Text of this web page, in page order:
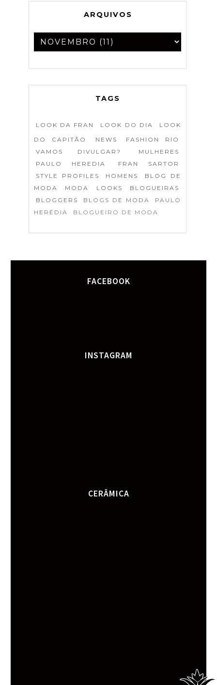
ARQUIVOS
TAGS
LOOK DA FRAN LOOK DO DIA
LOOK
DO CAPITÃO
NEWS
FASHION RIO
VAMOS DIVULGAR?
MULHERES
PAULO HEREDIA
FRAN SARTOR
STYLE PROFILES
HOMENS
BLOG DE
MODA
MODA LOOKS
BLOGUEIRAS
BLOGGERS
BLOGS DE MODA
PAULO
HERÉDIA
BLOGUEIRO DE MODA
FACEBOOK
INSTAGRAM
CERÂMICA